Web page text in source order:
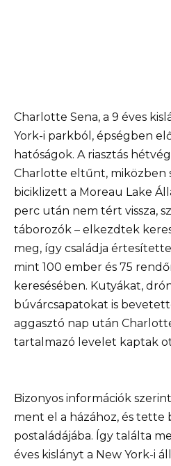
Charlotte Sena, a 9 éves
York-i parkból, épségben
hatóságok. A riasztás
Charlotte eltűnt, miközben
biciklizett a Moreau Lake
perc után nem tért vissza,
táborozók – elkezdtek
meg, így családja
mint 100 ember és 75
keresésében. Kutyákat,
búvárcsapatokat is
aggasztó nap után
tartalmazó levelet kaptak
Bizonyos információk
ment el a házához, és tette
postaládájába. Így találta
éves kislányt a New York-i